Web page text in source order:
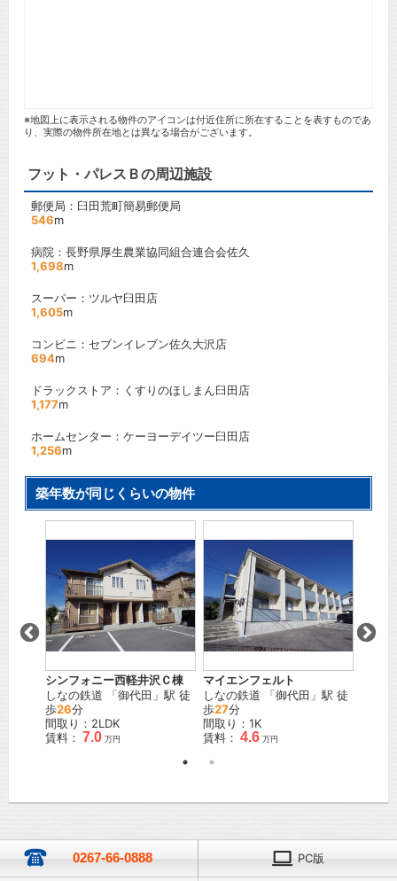
※地図上に表示される物件のアイコンは付近住所に所在することを表すものであ
り、実際の物件所在地とは異なる場合がございます。
フット・パレスＢの周辺施設
郵便局：臼田荒町簡易郵便局
546m
病院：長野県厚生農業協同組合連合会佐久
1,698m
スーパー：ツルヤ臼田店
1,605m
コンビニ：セブンイレブン佐久大沢店
694m
ドラックストア：くすりのほしまん臼田店
1,177m
ホームセンター：ケーヨーデイツー臼田店
1,256m
築年数が同じくらいの物件
シンフォニー西軽井沢Ｃ棟
しなの鉄道 「御代田 」駅 徒
歩26分
間取り：2LDK
賃料： 7.0 万円
マイエンフェルト
しなの鉄道 「御代田 」駅 徒
歩27分
間取り：1K
賃料： 4.6 万円
0267-66-0888 PC版